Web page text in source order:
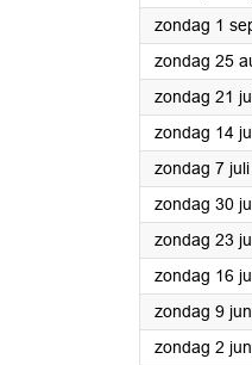
zondag 1
zondag 25
zondag 21
zondag 14
zondag 7 juli
zondag 30
zondag 23
zondag 16
zondag 9
zondag 2